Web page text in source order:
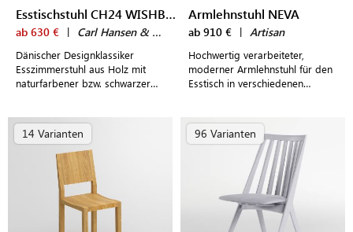
Esstischstuhl CH24 WISHBONE CHAIR
ab 630 € | Carl Hansen & Søn
Dänischer Designklassiker
Esszimmerstuhl aus Holz mit
naturfarbener bzw. schwarzer
Wegners
Armlehnstuhl NEVA
ab 910 € | Artisan
Hochwertig verarbeiteter,
moderner Armlehnstuhl für den
Esstisch in verschiedenen
14 Varianten 96 Varianten